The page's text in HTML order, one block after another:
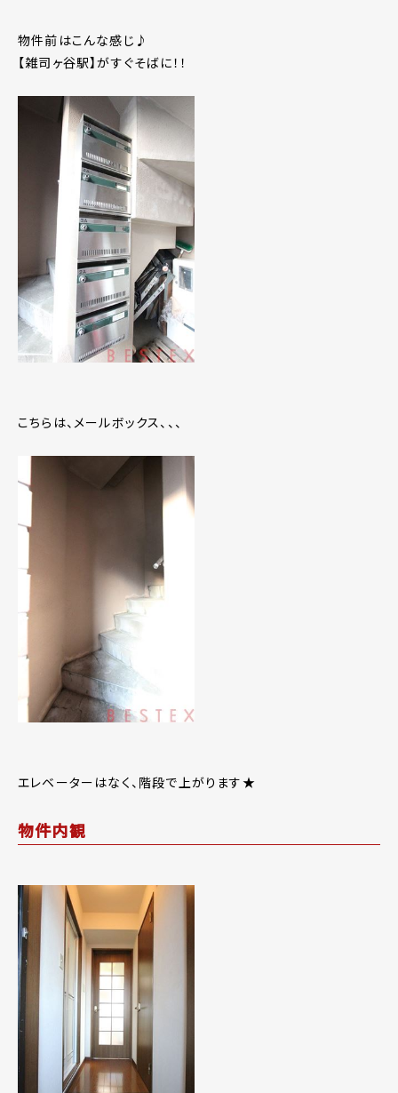
物件前はこんな感じ♪
【雑司ヶ谷駅】がすぐそばに！！
こちらは、メールボックス、、、
エレベーターはなく、階段で上がります★
物件内観